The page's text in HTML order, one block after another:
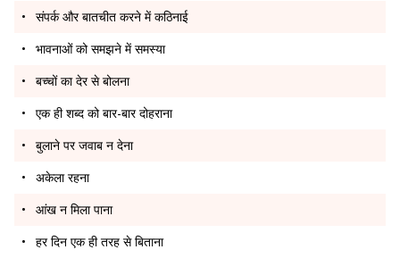
संपर्क और बातचीत करने में कठिनाई
भावनाओं को समझने में समस्या
बच्चों का देर से बोलना
एक ही शब्द को बार-बार दोहराना
बुलाने पर जवाब न देना
अकेला रहना
आंख न मिला पाना
हर दिन एक ही तरह से बिताना